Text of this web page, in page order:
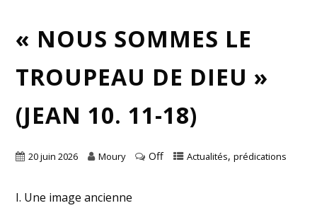
« NOUS SOMMES LE
TROUPEAU DE DIEU »
(JEAN 10. 11-18)
20 juin 2026 Moury Off Actualités, prédications
I. Une image ancienne